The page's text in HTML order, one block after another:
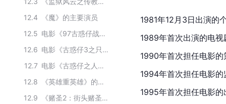
12.4
《魔》的主要演员
12.5
电影《97古惑仔战无不胜》的主要演员
12.6
电影《古惑仔3之只手遮天》的主要演员
12.7
电影《古惑仔之人在江湖》的主要演员
12.8
《英雄重英雄》的主要演员
12.9
《赌圣2：街头赌圣》的主要演员
1981年12月3日出演的
1989年首次出演的电视
1990年首次担任电影
1994年首次担任电影
1995年首次担任电影